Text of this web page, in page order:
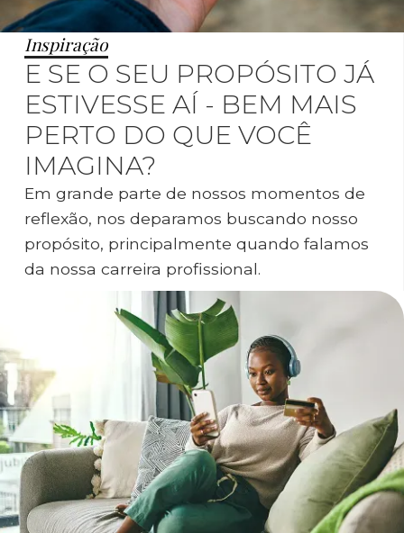
Inspiração
E SE O SEU PROPÓSITO JÁ
ESTIVESSE AÍ - BEM MAIS
PERTO DO QUE VOCÊ
IMAGINA?
Em grande parte de nossos momentos de
reflexão, nos deparamos buscando nosso
propósito, principalmente quando falamos
da nossa carreira profissional.